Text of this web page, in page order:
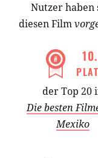
Nutzerhaben
diesen Film
10.
der Top 20
Die besten
Mexiko